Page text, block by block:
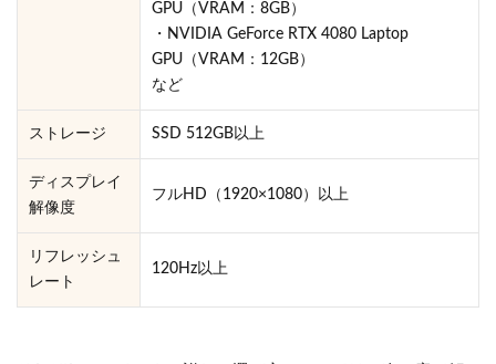
GPU（VRAM：8GB）
・NVIDIA GeForce RTX 4080 Laptop
GPU（VRAM：12GB）
など
ストレージ SSD 512GB以上
ディスプレイ
解像度
フルHD（1920×1080）以上
リフレッシュ
レート
120Hz以上